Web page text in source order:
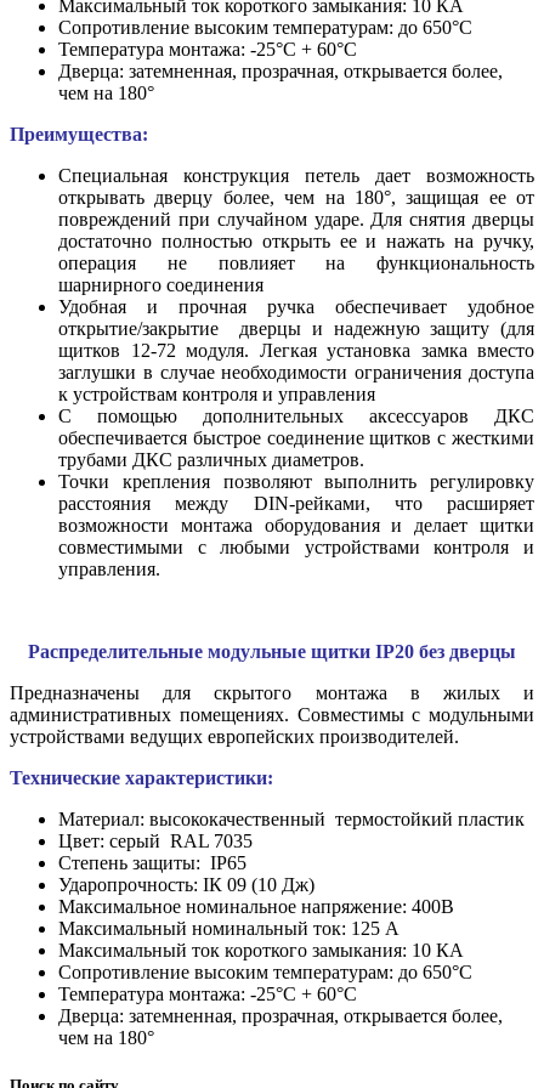
Максимальный ток короткого замыкания: 10 КА
Сопротивление высоким температурам: до 650°С
Температура монтажа: -25°С + 60°С
Дверца: затемненная, прозрачная, открывается более,
чем на 180°
Преимущества:
Специальная конструкция петель дает возможность
открывать дверцу более, чем на 180°, защищая ее от
повреждений при случайном ударе. Для снятия дверцы
достаточно полностью открыть ее и нажать на ручку,
операция не повлияет на функциональность
шарнирного соединения
Удобная и прочная ручка обеспечивает удобное
открытие/закрытие дверцы и надежную защиту (для
щитков 12-72 модуля. Легкая установка замка вместо
заглушки в случае необходимости ограничения доступа
к устройствам контроля и управления
С помощью дополнительных аксессуаров ДКС
обеспечивается быстрое соединение щитков с жесткими
трубами ДКС различных диаметров.
Точки крепления позволяют выполнить регулировку
расстояния между DIN-рейками, что расширяет
возможности монтажа оборудования и делает щитки
совместимыми с любыми устройствами контроля и
управления.
Распределительные модульные щитки IP20 без дверцы
Предназначены для скрытого монтажа в жилых и
административных помещениях. Совместимы с модульными
устройствами ведущих европейских производителей.
Технические характеристики:
Материал: высококачественный термостойкий пластик
Цвет: серый RAL 7035
Степень защиты: IP65
Ударопрочность: ІК 09 (10 Дж)
Максимальное номинальное напряжение: 400В
Максимальный номинальный ток: 125 А
Максимальный ток короткого замыкания: 10 КА
Сопротивление высоким температурам: до 650°С
Температура монтажа: -25°С + 60°С
Дверца: затемненная, прозрачная, открывается более,
чем на 180°